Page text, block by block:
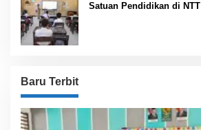
Satuan Pendidikan di NTT
Baru Terbit